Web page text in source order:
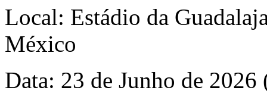
Local: Estádio da
México
Data: 23 de Junho de 2026